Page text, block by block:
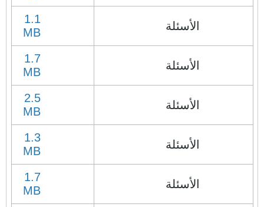
الأسئلة
1.1
MB
الأسئلة
1.7
MB
الأسئلة
2.5
MB
الأسئلة
1.3
MB
الأسئلة
1.7
MB